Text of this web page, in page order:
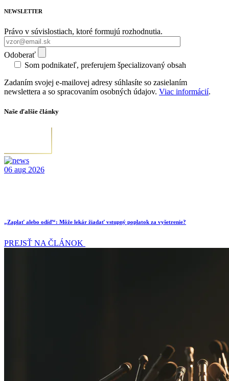
NEWSLETTER
Právo v súvislostiach, ktoré formujú rozhodnutia.
Odoberať
Som podnikateľ, preferujem špecializovaný obsah
Zadaním svojej e-mailovej adresy súhlasíte so zasielaním
newslettera a so spracovaním osobných údajov. Viac informácií.
Naše ďalšie články
06 aug 2026
„Zaplať alebo odíď“: Môže lekár žiadať vstupný poplatok za vyšetrenie?
PREJSŤ NA ČLÁNOK